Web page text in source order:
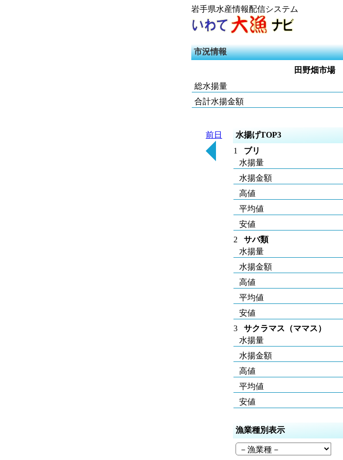
岩手県水産情報配信システム
市況情報
田野畑市場
総水揚量
合計水揚金額
前日
水揚げTOP3
1
ブリ
水揚量
水揚金額
高値
平均値
安値
2
サバ類
水揚量
水揚金額
高値
平均値
安値
3
サクラマス（ママス）
水揚量
水揚金額
高値
平均値
安値
漁業種別表示